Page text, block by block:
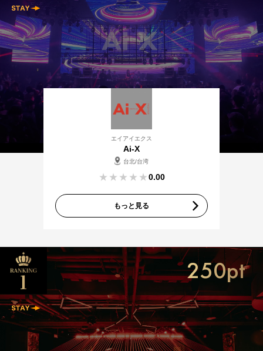
エイアイエクス
Ai-X
台北/台湾
0.00
もっと見る
250pt